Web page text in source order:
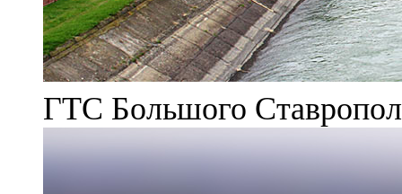
ГТС Большого